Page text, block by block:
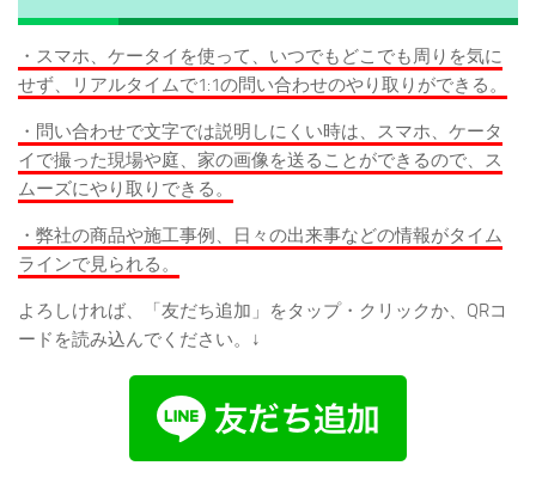
・スマホ、ケータイを使って、いつでもどこでも周りを気に
せず、リアルタイムで1:1の問い合わせのやり取りができる。
・問い合わせで文字では説明しにくい時は、スマホ、ケータ
イで撮った現場や庭、家の画像を送ることができるので、ス
ムーズにやり取りできる。
・弊社の商品や施工事例、日々の出来事などの情報がタイム
ラインで見られる。
よろしければ、「友だち追加」をタップ・クリックか、QRコ
ードを読み込んでください。↓